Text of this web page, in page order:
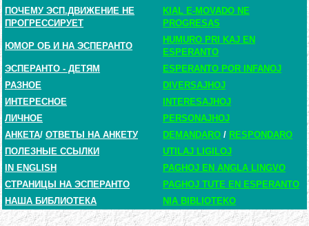
ПОЧЕМУ ЭСП.ДВИЖЕНИЕ НЕ
ПРОГРЕССИРУЕТ
KIAL E-MOVADO NE
PROGRESAS
ЮМОР ОБ И НА ЭСПЕРАНТО
HUMURO PRI KAJ EN
ESPERANTO
ЭСПЕРАНТО - ДЕТЯМ
ESPERANTO POR INFANOJ
РАЗНОЕ
DIVERSAJHOJ
ИНТЕРЕСНОЕ
INTERESAJHOJ
ЛИЧНОЕ
PERSONAJHOJ
АНКЕТА/ ОТВЕТЫ НА АНКЕТУ DEMANDARO / RESPONDARO
ПОЛЕЗНЫЕ ССЫЛКИ
UTILAJ LIGILOJ
IN ENGLISH
PAGHOJ EN ANGLA LINGVO
СТРАНИЦЫ НА ЭСПЕРАНТО
PAGHOJ TUTE EN ESPERANTO
НАША БИБЛИОТЕКА
NIA BIBLIOTEKO